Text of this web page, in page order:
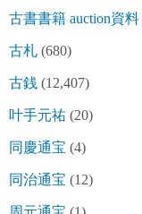
古書書籍 auction資料
古札 (680)
古銭 (12,407)
叶手元祐 (20)
同慶通宝 (4)
同治通宝 (12)